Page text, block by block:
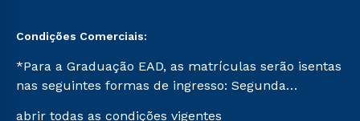
Condições Comerciais:
*Para a Graduação EAD, as matrículas serão isentas
nas seguintes formas de ingresso: Segunda
abrir todas as condições vigentes